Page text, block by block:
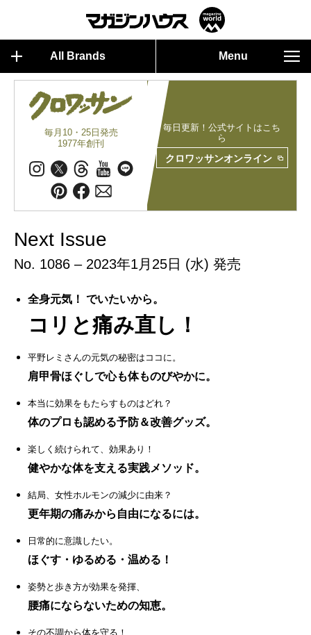
All Brands Menu
毎月10・25日発売
1977年創刊
毎日更新！公式サイトはこち
ら
クロワッサンオンライン
Next Issue
No. 1086 – 2023年1月25日 (水) 発売
全身元気！ でいたいから。
コリと痛み直し！
平野レミさんの元気の秘密はココに。
肩甲骨ほぐしで心も体ものびやかに。
本当に効果をもたらすものはどれ？
体のプロも認める予防＆改善グッズ。
楽しく続けられて、効果あり！
健やかな体を支える実践メソッド。
結局、女性ホルモンの減少に由来？
更年期の痛みから自由になるには。
日常的に意識したい。
ほぐす・ゆるめる・温める！
姿勢と歩き方が効果を発揮、
腰痛にならないための知恵。
その不調から体を守る！